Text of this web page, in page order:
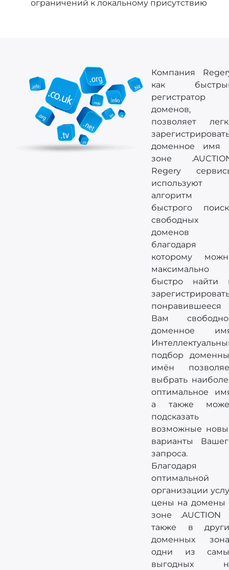
ограничений к локальному присутствию
Компания
как
регистратор
доменов,
позволяет
доменное имя
зоне
Regery
используют
алгоритм
быстрого
свободных
доменов
благодаря
которому
максимально
быстро найти
понравившееся
Вам
доменное
подбор
имён
выбрать
оптимальное
а также
подсказать
возможные
варианты
запроса.
Благодаря
оптимальной
организации
цены на домены
зоне .AUCTION
также в
доменных
одни из
выгодных